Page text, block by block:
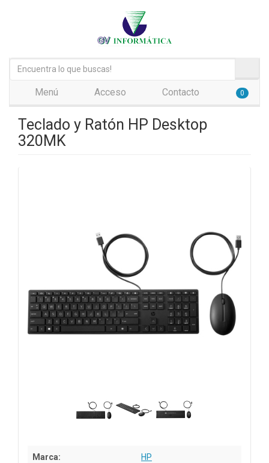
Menú Acceso Contacto 0
Teclado y Ratón HP Desktop
320MK
Marca: HP